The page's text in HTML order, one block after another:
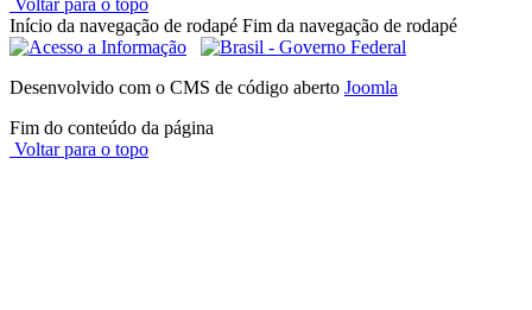
Voltar para o topo
Início da navegação de rodapé Fim da navegação de rodapé
Desenvolvido com o CMS de código aberto Joomla
Fim do conteúdo da página
Voltar para o topo